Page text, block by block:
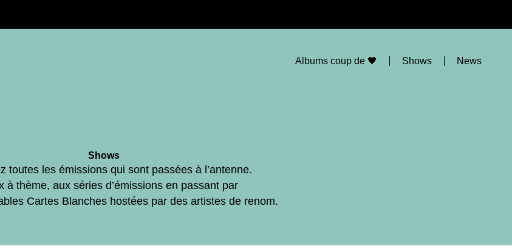
Albums coup de 🖤 Shows News
Shows
toutes les émissions qui sont passées à l’antenne.
à thème, aux séries d’émissions en passant par
Cartes Blanches hostées par des artistes de renom.